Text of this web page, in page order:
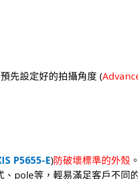
先設定好的拍攝角度 (
P5655-E)防破壞標準的外殼
pole等，輕易滿足客戶不同